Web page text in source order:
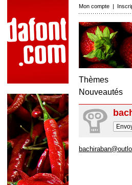
Mon compte |
Thèmes
Nouveautés